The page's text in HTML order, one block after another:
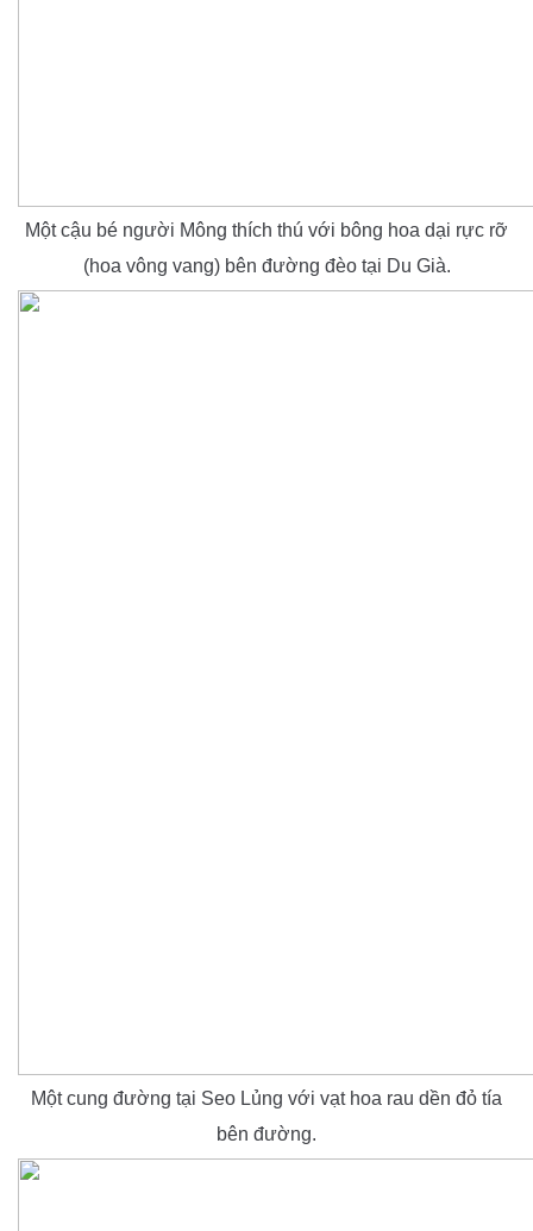
Một cậu bé người Mông thích thú với bông hoa dại rực rỡ
(hoa vông vang) bên đường đèo tại Du Già.
Một cung đường tại Seo Lủng với vạt hoa rau dền đỏ tía
bên đường.